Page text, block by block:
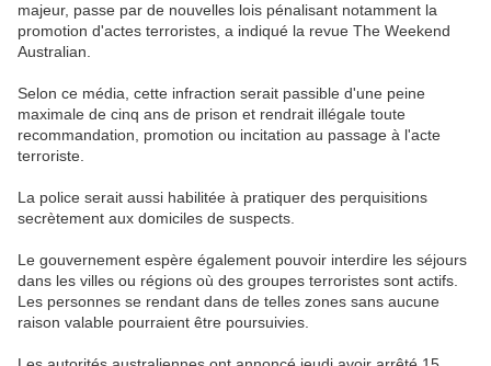
majeur, passe par de nouvelles lois pénalisant notamment la
promotion d'actes terroristes, a indiqué la revue The Weekend
Australian.
Selon ce média, cette infraction serait passible d'une peine
maximale de cinq ans de prison et rendrait illégale toute
recommandation, promotion ou incitation au passage à l'acte
terroriste.
La police serait aussi habilitée à pratiquer des perquisitions
secrètement aux domiciles de suspects.
Le gouvernement espère également pouvoir interdire les séjours
dans les villes ou régions où des groupes terroristes sont actifs.
Les personnes se rendant dans de telles zones sans aucune
raison valable pourraient être poursuivies.